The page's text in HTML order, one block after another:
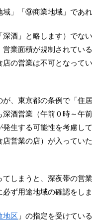
」「⑨商業地域」であ
深酒」と略します）で
業面積が規制されて
店の営業は不可となって
が、東京都の条例で「
酒営業（午前０時～午
生する可能性を考慮し
店営業の店）が入って
てしまうと、深夜帯の営
ず用途地域の確認をし
地区 」の指定を受けてい